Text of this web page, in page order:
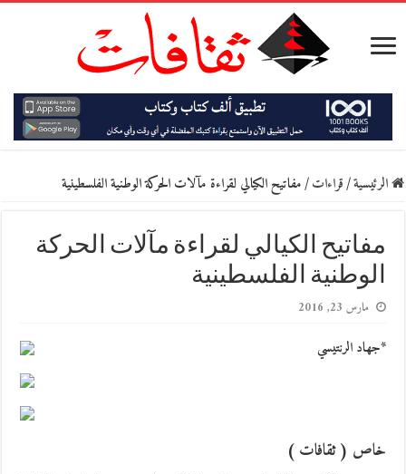
الرئيسية/قراءات/مفاتيح الكيالي لقراءة مآلات الحركة الوطنية الفلسطينية
مفاتيح الكيالي لقراءة مآلات الحركة
الوطنية الفلسطينية
مارس 23, 2016
*جهاد الرنتيسي
خاص ( ثقافات )